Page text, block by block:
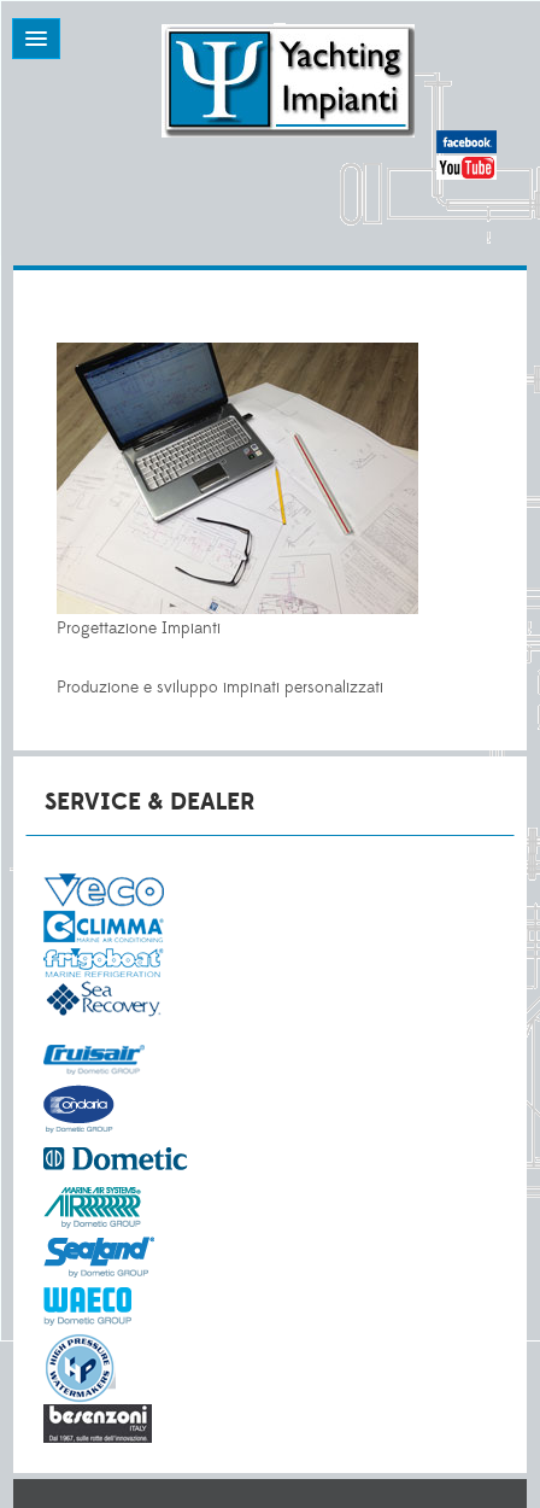
Progettazione Impianti
Produzione e sviluppo impinati personalizzati
SERVICE & DEALER